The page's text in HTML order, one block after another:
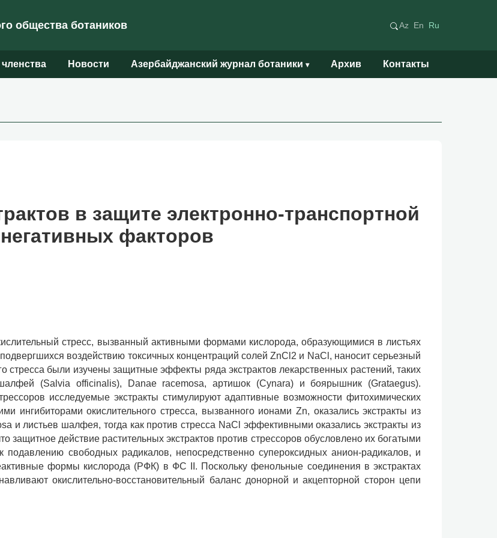
общества ботаников Az En Ru
Новости Азербайджанский журнал ботаники ▾ Архив Контакты
в защите электронно-транспортной
факторов
стресс, вызванный активными формами кислорода, образующимися в листьях
воздействию токсичных концентраций солей ZnCl2 и NaCl, наносит серьезный
стресса были изучены защитные эффекты ряда экстрактов лекарственных растений, таких
(Salvia officinalis), Danae racemosa, артишок (Cynara) и боярышник (Grataegus).
исследуемые экстракты стимулируют адаптивные возможности фитохимических
окислительного стресса, вызванного ионами Zn, оказались экстракты из
и листьев шалфея, тогда как против стресса NaCl эффективными оказались экстракты из
действие растительных экстрактов против стрессоров обусловлено их богатыми
свободных радикалов, непосредственно супероксидных анион-радикалов, и
формы кислорода (РФК) в ФС II. Поскольку фенольные соединения в экстрактах
окислительно-восстановительный баланс донорной и акцепторной сторон цепи